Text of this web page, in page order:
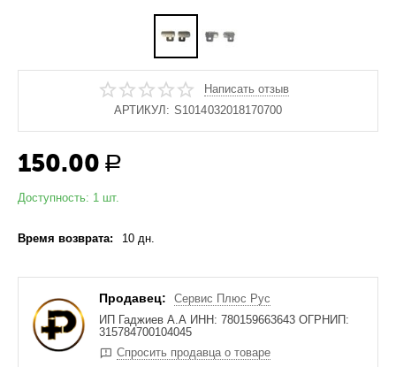
Написать отзыв
АРТИКУЛ: S1014032018170700
150.00 Р
Доступность: 1 шт.
Время возврата: 10 дн.
Продавец:
Сервис Плюс Рус
ИП Гаджиев А.А ИНН: 780159663643 ОГРНИП:
315784700104045
Спросить продавца о товаре